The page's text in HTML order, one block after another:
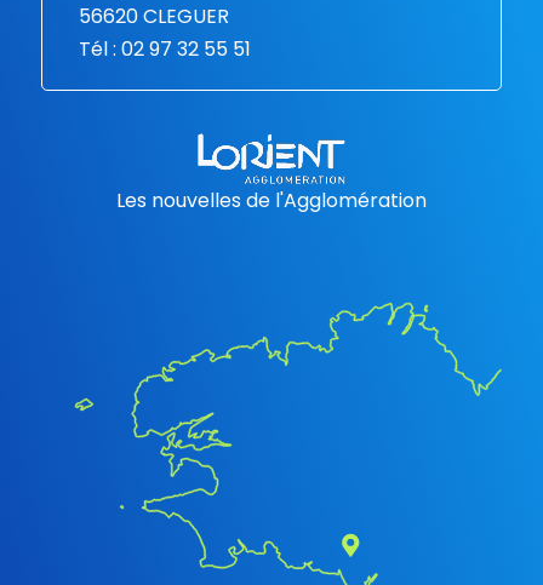
56620 CLEGUER
Tél : 02 97 32 55 51
Les nouvelles de l'Agglomération